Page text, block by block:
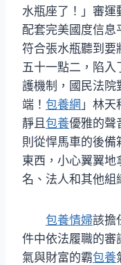
水瓶座了！」審運
配套完美國度信息
符合張水瓶聽到要
五十一點二，陷
護機制，國民法院
端！ 包養網 」林
靜且 包養優雅的聲
則從悍馬車的後備
東西，小心翼翼地
名、法人和其他組
包養情婦該擔
件中依法履職的審
氣與財富的霸包養